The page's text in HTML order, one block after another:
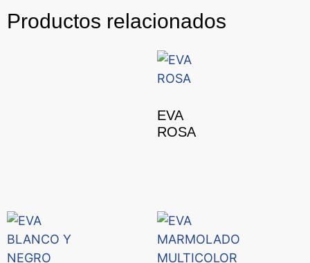
Productos relacionados
EVA
ROSA